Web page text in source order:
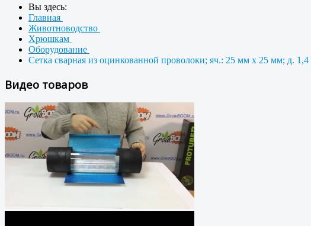
Вы здесь:
Главная
Животноводство
Хрюшкам
Оборудование
Сетка сварная из оцинкованной проволоки; яч.: 25 мм х 25 мм; д.
Видео товаров